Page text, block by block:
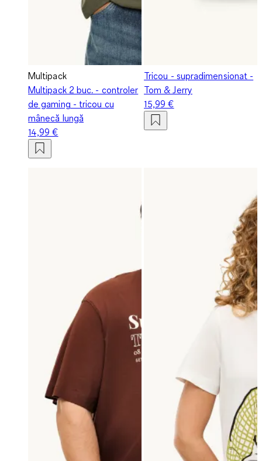
Multipack
Multipack 2 buc. - controler
de gaming - tricou cu
mânecă lungă
14,99 €
Tricou - supradimensionat -
Tom & Jerry
15,99 €